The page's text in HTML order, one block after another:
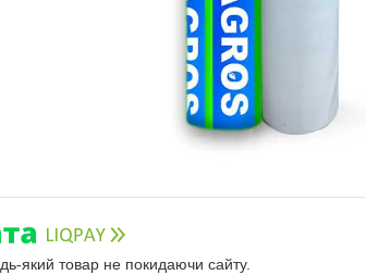
який товар не покидаючи сайту.